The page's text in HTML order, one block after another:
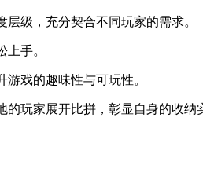
级，充分契合不同玩家的需求。
手。
戏的趣味性与可玩性。
玩家展开比拼，彰显自身的收纳